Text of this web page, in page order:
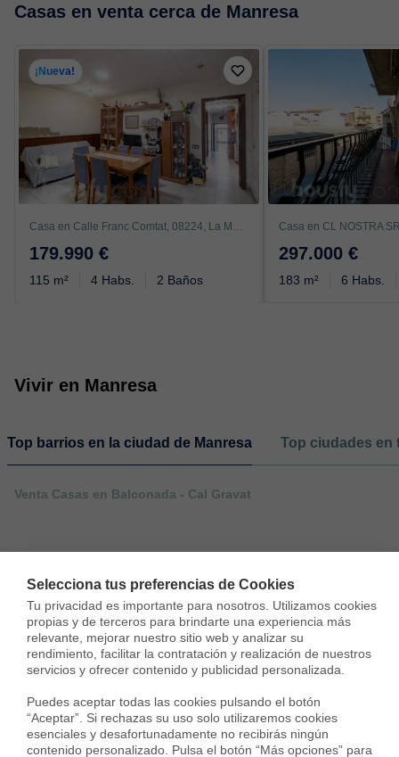
Selecciona tus preferencias de Cookies
Tu privacidad es importante para nosotros. Utilizamos cookies
propias y de terceros para brindarte una experiencia más
relevante, mejorar nuestro sitio web y analizar su
rendimiento, facilitar la contratación y realización de nuestros
servicios y ofrecer contenido y publicidad personalizada.
Puedes aceptar todas las cookies pulsando el botón
“Aceptar”. Si rechazas su uso solo utilizaremos cookies
esenciales y desafortunadamente no recibirás ningún
contenido personalizado. Pulsa el botón “Más opciones” para
Casas en venta cerca de Manresa
¡Nueva!
Casa en Calle Franc Comtat, 08224, La Maurina, Terrassa
179.990 €
115 m² 4 Habs. 2 Baños
297.000 €
183 m² 6 Habs.
Vivir en Manresa
Top barrios en la ciudad de Manresa Top ciudades en
Venta Casas en Balconada - Cal Gravat